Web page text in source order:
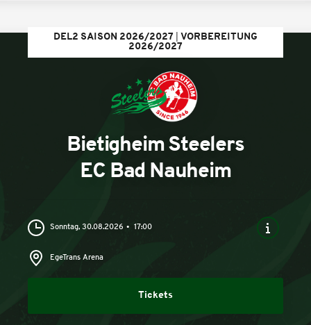
DEL2 SAISON 2026/2027
VORBEREITUNG
2026/2027
Bietigheim Steelers
EC Bad Nauheim
Sonntag, 30.08.2026 17:00
EgeTrans Arena
Tickets